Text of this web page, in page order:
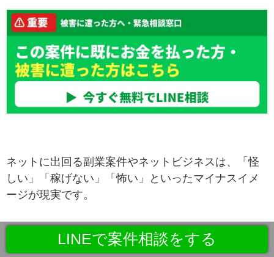
ネットに出回る副業案件やネットビジネスは、「怪
しい」「稼げない」「怖い」といったマイナスイメ
ージが現実です。
"本業以外でプラスの収入が欲しい"
LINEで案件相談をする